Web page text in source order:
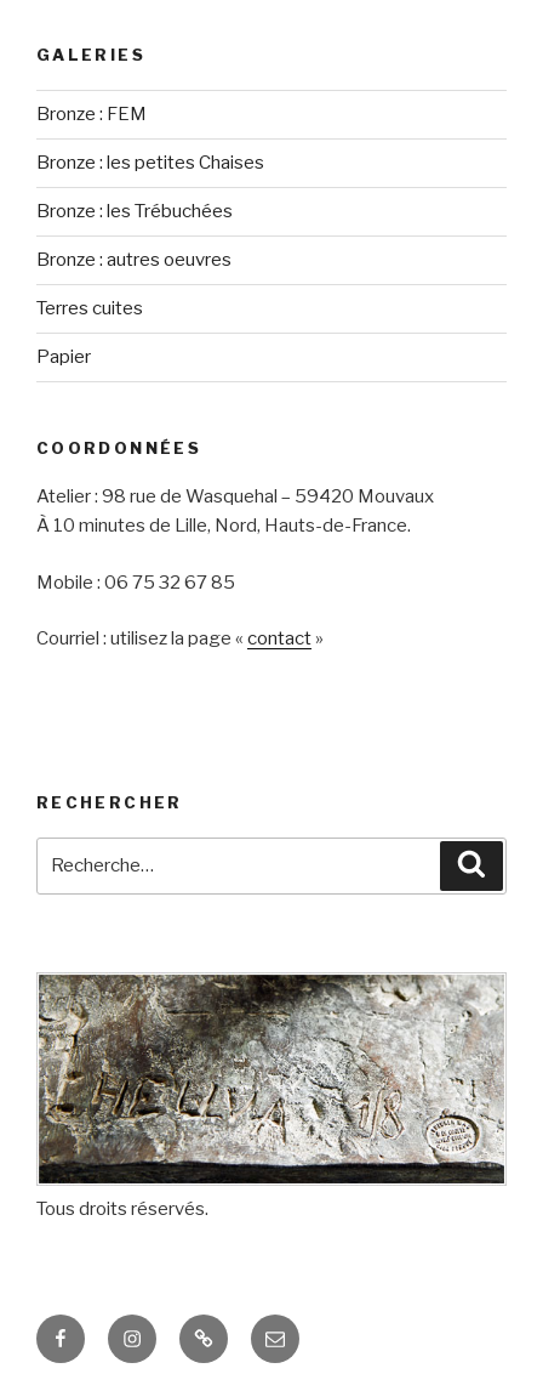
GALERIES
Bronze : FEM
Bronze : les petites Chaises
Bronze : les Trébuchées
Bronze : autres oeuvres
Terres cuites
Papier
COORDONNÉES
Atelier : 98 rue de Wasquehal – 59420 Mouvaux
À 10 minutes de Lille, Nord, Hauts-de-France.
Mobile : 06 75 32 67 85
Courriel : utilisez la page « contact »
RECHERCHER
Tous droits réservés.
FacebookInstagramISSUU
Adresse
de